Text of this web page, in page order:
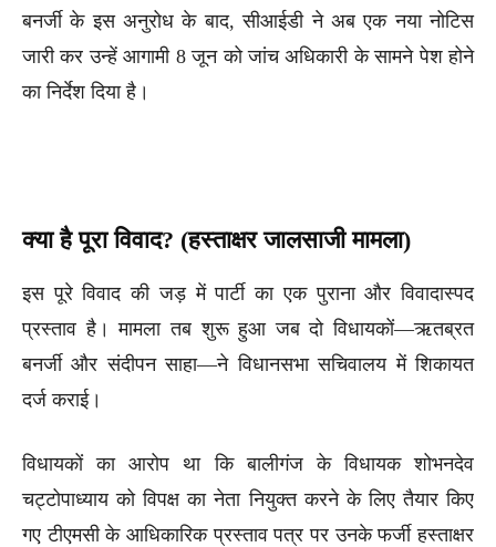
बनर्जी के इस अनुरोध के बाद, सीआईडी ने अब एक नया नोटिस
जारी कर उन्हें आगामी 8 जून को जांच अधिकारी के सामने पेश होने
का निर्देश दिया है।
क्या है पूरा विवाद? (हस्ताक्षर जालसाजी मामला)
इस पूरे विवाद की जड़ में पार्टी का एक पुराना और विवादास्पद
प्रस्ताव है। मामला तब शुरू हुआ जब दो विधायकों—ऋतब्रत
बनर्जी और संदीपन साहा—ने विधानसभा सचिवालय में शिकायत
दर्ज कराई।
विधायकों का आरोप था कि बालीगंज के विधायक शोभनदेव
चट्टोपाध्याय को विपक्ष का नेता नियुक्त करने के लिए तैयार किए
गए टीएमसी के आधिकारिक प्रस्ताव पत्र पर उनके फर्जी हस्ताक्षर